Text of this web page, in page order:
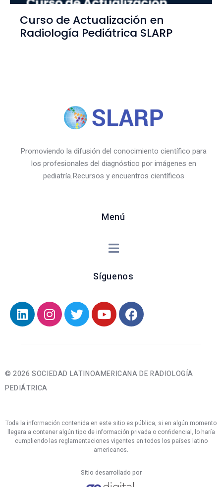
Curso de Actualización en
Radiología Pediátrica SLARP
Promoviendo la difusión del conocimiento científico para
los profesionales del diagnóstico por imágenes en
pediatría.Recursos y encuentros científicos
Menú
Síguenos
© 2026 SOCIEDAD LATINOAMERICANA DE RADIOLOGÍA
PEDIÁTRICA
Toda la información contenida en este sitio es pública, si en algún momento
llegara a contener algún tipo de información privada o confidencial, lo haría
cumpliendo las reglamentaciones vigentes en todos los países latino
americanos.
Sitio desarrollado por